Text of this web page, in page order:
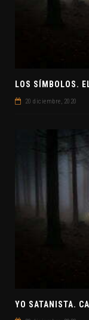
20 diciembre, 2020